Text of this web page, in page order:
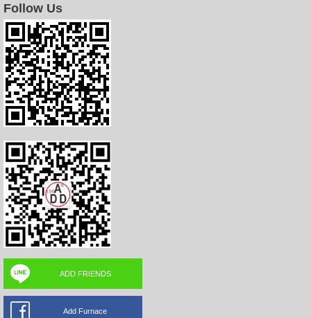
Follow Us
ADD FRIENDS
Add Furnace